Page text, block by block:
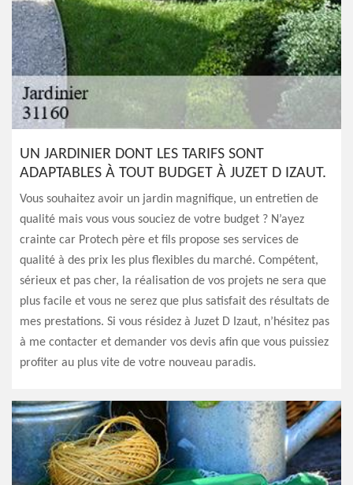
UN JARDINIER DONT LES TARIFS SONT
ADAPTABLES À TOUT BUDGET À JUZET D IZAUT.
Vous souhaitez avoir un jardin magnifique, un entretien de
qualité mais vous vous souciez de votre budget ? N’ayez
crainte car Protech père et fils propose ses services de
qualité à des prix les plus flexibles du marché. Compétent,
sérieux et pas cher, la réalisation de vos projets ne sera que
plus facile et vous ne serez que plus satisfait des résultats de
mes prestations. Si vous résidez à Juzet D Izaut, n’hésitez pas
à me contacter et demander vos devis afin que vous puissiez
profiter au plus vite de votre nouveau paradis.